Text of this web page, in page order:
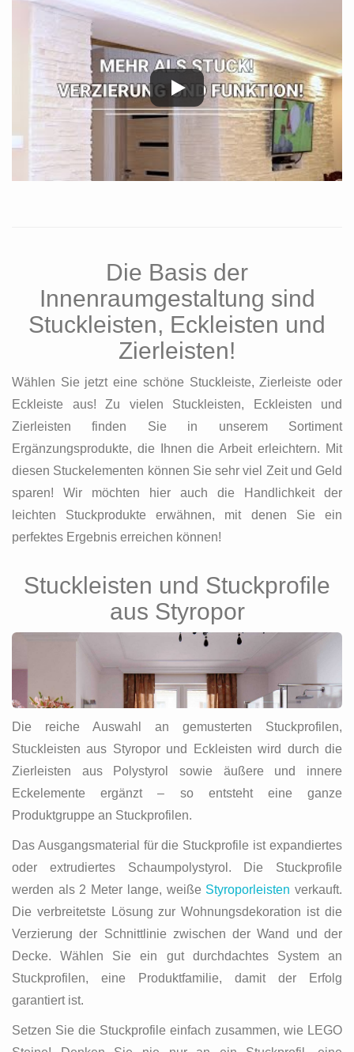
Die Basis der
Innenraumgestaltung sind
Stuckleisten, Eckleisten und
Zierleisten!
Wählen Sie jetzt eine schöne Stuckleiste, Zierleiste oder
Eckleiste aus! Zu vielen Stuckleisten, Eckleisten und
Zierleisten finden Sie in unserem Sortiment
Ergänzungsprodukte, die Ihnen die Arbeit erleichtern. Mit
diesen Stuckelementen können Sie sehr viel Zeit und Geld
sparen! Wir möchten hier auch die Handlichkeit der
leichten Stuckprodukte erwähnen, mit denen Sie ein
perfektes Ergebnis erreichen können!
Stuckleisten und Stuckprofile
aus Styropor
Die reiche Auswahl an gemusterten Stuckprofilen,
Stuckleisten aus Styropor und Eckleisten wird durch die
Zierleisten aus Polystyrol sowie äußere und innere
Eckelemente ergänzt – so entsteht eine ganze
Produktgruppe an Stuckprofilen.
Das Ausgangsmaterial für die Stuckprofile ist expandiertes
oder extrudiertes Schaumpolystyrol. Die Stuckprofile
werden als 2 Meter lange, weiße Styroporleisten verkauft.
Die verbreitetste Lösung zur Wohnungsdekoration ist die
Verzierung der Schnittlinie zwischen der Wand und der
Decke. Wählen Sie ein gut durchdachtes System an
Stuckprofilen, eine Produktfamilie, damit der Erfolg
garantiert ist.
Setzen Sie die Stuckprofile einfach zusammen, wie LEGO